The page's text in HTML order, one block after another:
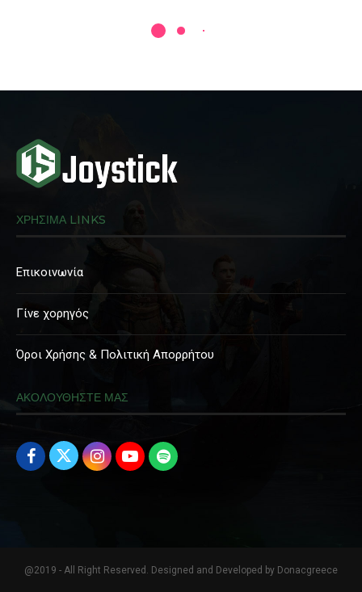
ΧΡΗΣΙΜΑ LINKS
Επικοινωνία
Γίνε χορηγός
Όροι Χρήσης & Πολιτική Απορρήτου
ΑΚΟΛΟΥΘΗΣΤΕ ΜΑΣ
@2019 - All Right Reserved. Designed and Developed by Donacgreece